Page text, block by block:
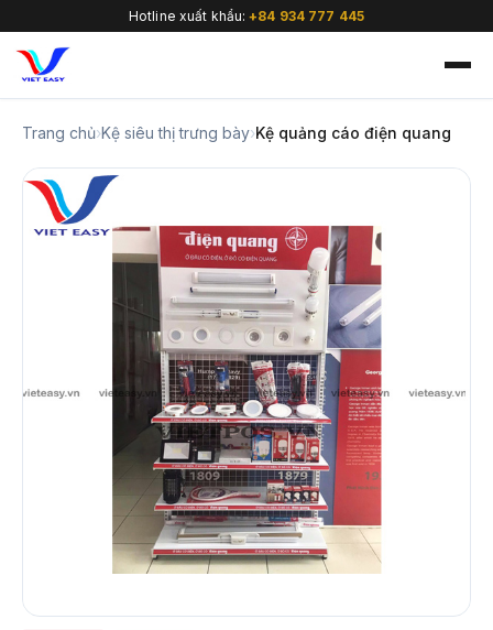
Hotline xuất khẩu:+84 934 777 445
Trang chủ›Kệ siêu thị trưng bày›Kệ quảng cáo điện quang